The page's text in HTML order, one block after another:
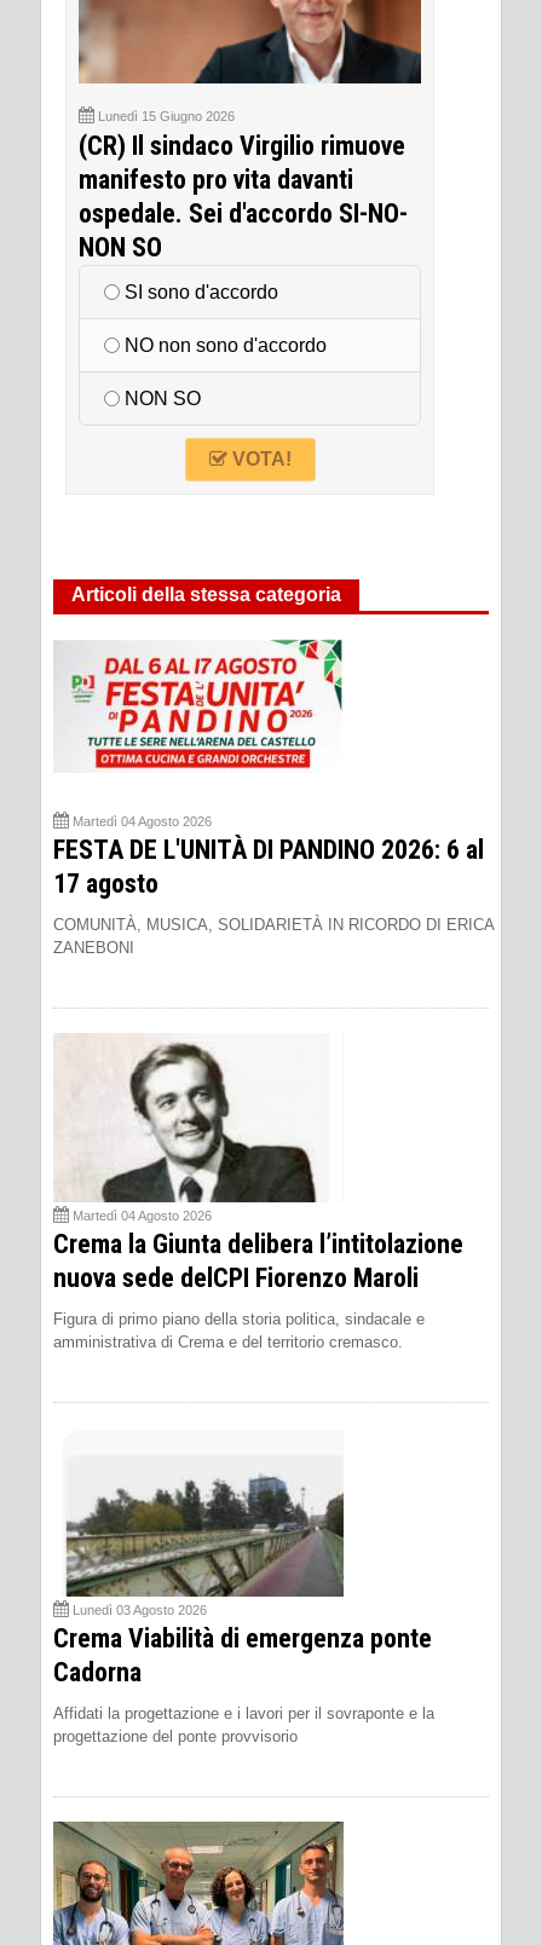
Lunedì 15 Giugno 2026
(CR) Il sindaco Virgilio rimuove
manifesto pro vita davanti
ospedale. Sei d'accordo SI-NO-
NON SO
SI sono d'accordo
NO non sono d'accordo
NON SO
VOTA!
Articoli della stessa categoria
Martedì 04 Agosto 2026
FESTA DE L'UNITÀ DI PANDINO 2026: 6 al
17 agosto
COMUNITÀ, MUSICA, SOLIDARIETÀ IN RICORDO DI ERICA
ZANEBONI
Martedì 04 Agosto 2026
Crema la Giunta delibera l’intitolazione
nuova sede delCPI Fiorenzo Maroli
Figura di primo piano della storia politica, sindacale e
amministrativa di Crema e del territorio cremasco.
Lunedì 03 Agosto 2026
Crema Viabilità di emergenza ponte
Cadorna
Affidati la progettazione e i lavori per il sovraponte e la
progettazione del ponte provvisorio